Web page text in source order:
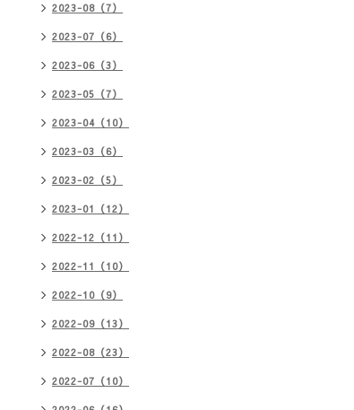
2023-08（7）
2023-07（6）
2023-06（3）
2023-05（7）
2023-04（10）
2023-03（6）
2023-02（5）
2023-01（12）
2022-12（11）
2022-11（10）
2022-10（9）
2022-09（13）
2022-08（23）
2022-07（10）